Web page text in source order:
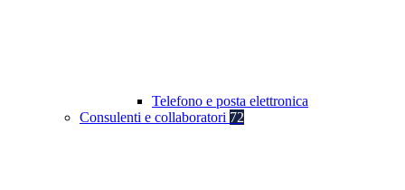
Telefono e posta elettronica
Consulenti e collaboratori 72